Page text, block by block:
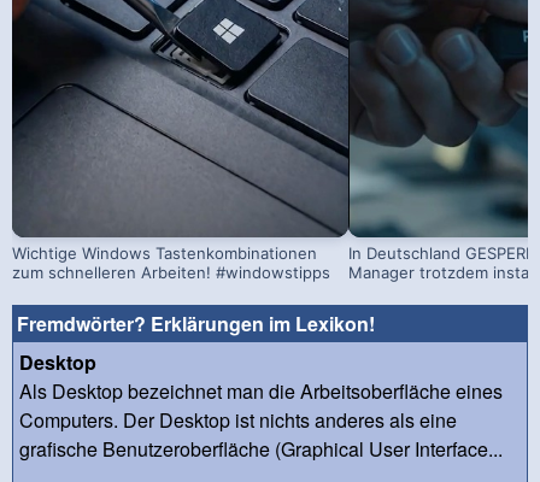
Wichtige Windows Tastenkombinationen
zum schnelleren Arbeiten! #windowstipps
In Deutschland
Manager trotzdem
Fremdwörter? Erklärungen im Lexikon!
Desktop
Als Desktop bezeichnet man die Arbeitsoberfläche eines
Computers. Der Desktop ist nichts anderes als eine
grafische Benutzeroberfläche (Graphical User Interface...